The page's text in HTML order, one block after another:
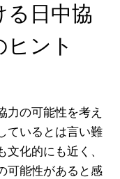
る日中協
ント
力の可能性を考え
ているとは言い難
化的にも近く、
可能性があると感